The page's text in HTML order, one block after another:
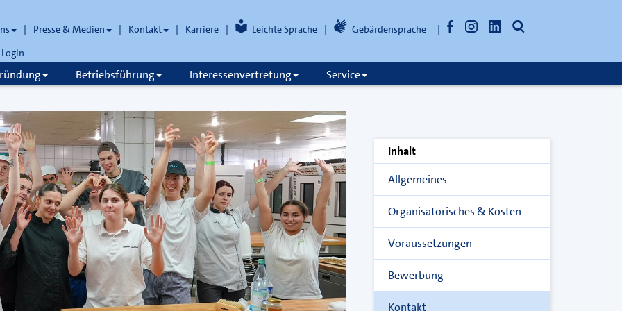
Presse & Medien Kontakt Karriere Leichte Sprache Gebärdensprache FacebookInstagramLinkedInSuche
Login
Betriebsführung Interessenvertretung Service
Inhalt
Allgemeines
Organisatorisches & Kosten
Voraussetzungen
Bewerbung
Kontakt